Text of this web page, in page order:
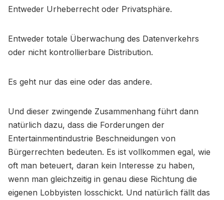
Entweder Urheberrecht oder Privatsphäre.
Entweder totale Überwachung des Datenverkehrs
oder nicht kontrollierbare Distribution.
Es geht nur das eine oder das andere.
Und dieser zwingende Zusammenhang führt dann
natürlich dazu, dass die Forderungen der
Entertainmentindustrie Beschneidungen von
Bürgerrechten bedeuten. Es ist vollkommen egal, wie
oft man beteuert, daran kein Interesse zu haben,
wenn man gleichzeitig in genau diese Richtung die
eigenen Lobbyisten losschickt. Und natürlich fällt das